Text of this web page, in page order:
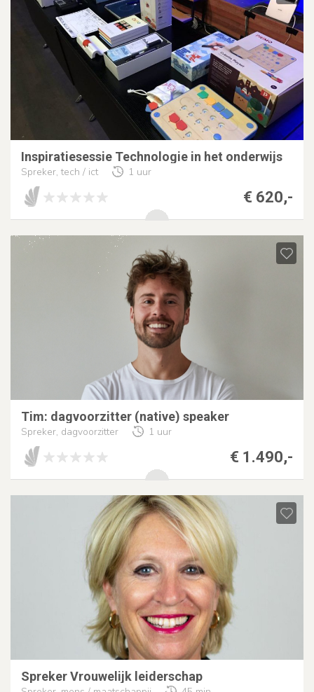
Inspiratiesessie Technologie in het onderwijs
Spreker, tech / ict 1 uur
€ 620,-
Tim: dagvoorzitter (native) speaker
Spreker, dagvoorzitter 1 uur
€ 1.490,-
Spreker Vrouwelijk leiderschap